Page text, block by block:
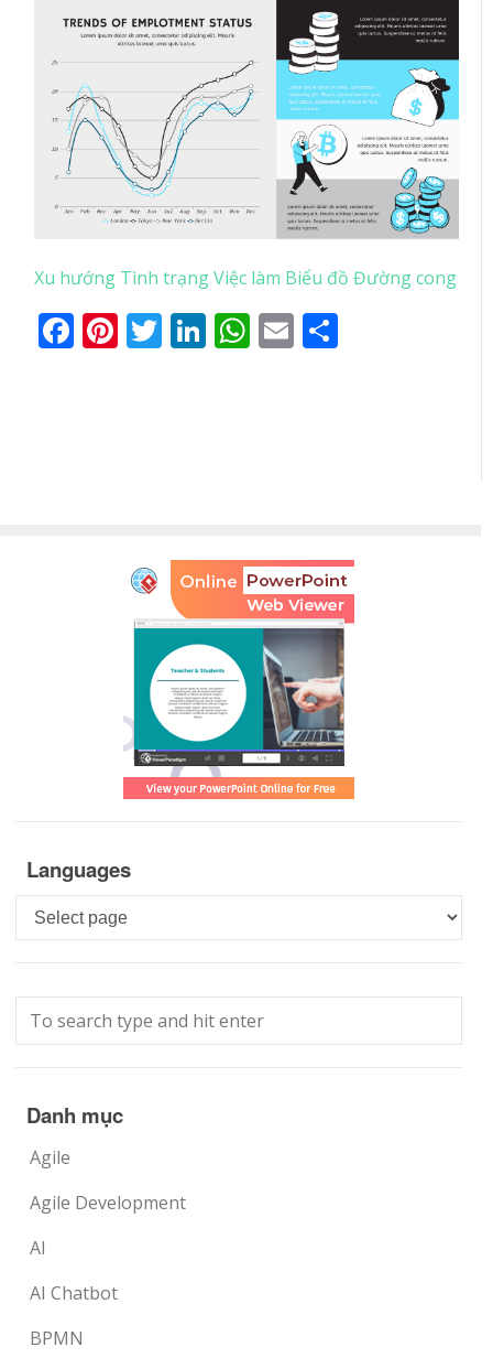
Xu hướng Tình trạng Việc làm Biểu đồ Đường cong
Facebook
Pinterest
Twitter
LinkedIn
WhatsApp
Email
Languages
Languages
Danh mục
Agile
Agile Development
AI
AI Chatbot
BPMN